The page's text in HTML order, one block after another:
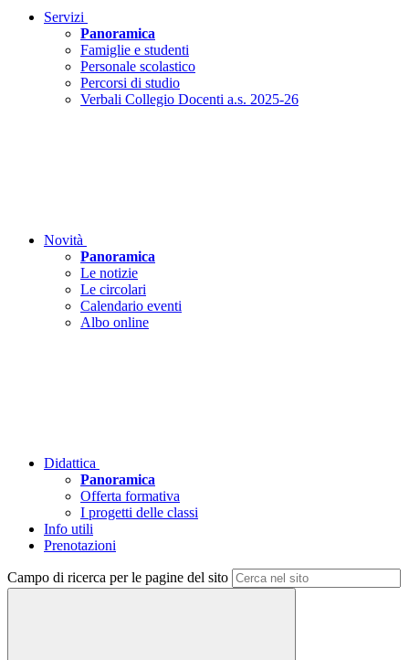
Servizi
Panoramica
Famiglie e studenti
Personale scolastico
Percorsi di studio
Verbali Collegio Docenti a.s. 2025-26
Novità
Panoramica
Le notizie
Le circolari
Calendario eventi
Albo online
Didattica
Panoramica
Offerta formativa
I progetti delle classi
Info utili
Prenotazioni
Campo di ricerca per le pagine del sito